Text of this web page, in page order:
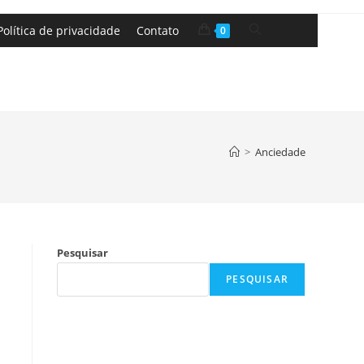
de privacidade Contato 0
> Anciedade
Pesquisar
PESQUISAR